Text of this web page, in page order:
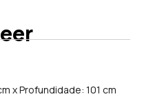
x Profundidade: 101 cm